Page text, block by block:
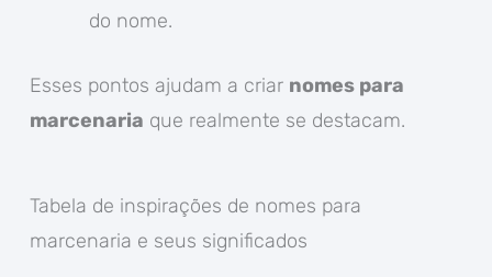
do nome.
Esses pontos ajudam a criar nomes para
marcenaria que realmente se destacam.
Tabela de inspirações de nomes para
marcenaria e seus significados